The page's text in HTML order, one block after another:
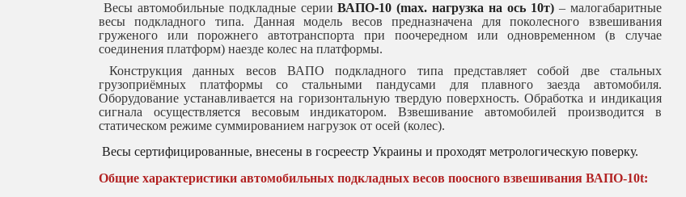
Весы автомобильные подкладные серииВАПО-10 (max. нагрузка на ось 10т) – малогабаритные
весы подкладного типа. Данная модель весов предназначена для поколесного взвешивания
груженого или порожнего автотранспорта при поочередном или одновременном (в случае
соединения платформ) наезде колес на платформы.
Конструкция данных весов ВАПО подкладного типа представляет собой две стальных
грузоприёмных платформы со стальными пандусами для плавного заезда автомобиля.
Оборудование устанавливается на горизонтальную твердую поверхность. Обработка и индикация
сигнала осуществляется весовым индикатором. Взвешивание автомобилей производится в
статическом режиме суммированием нагрузок от осей (колес).
Весы сертифицированные, внесены в госреестр Украины и проходят метрологическую поверку.
Общие характеристики автомобильных подкладных весов поосного взвешивания ВАПО-10t: